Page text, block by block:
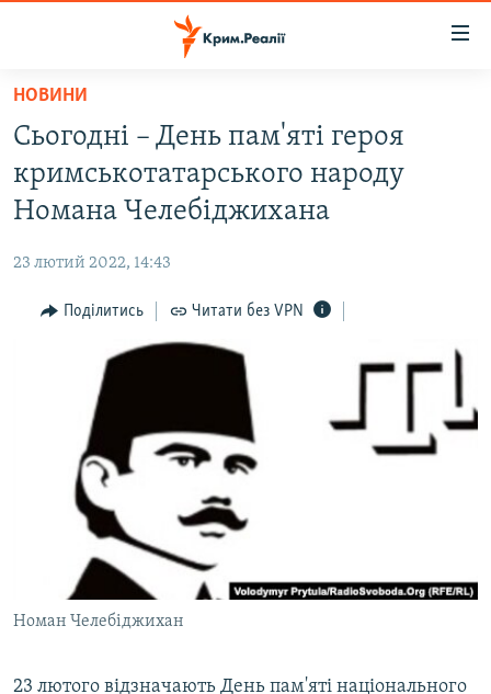
Перейти
основного
матеріалу
Перейти
до
основної
Перейти
ВОДА.КРИМ
ВІДЕО ТА ФОТО
БЛОГИ
ПОГЛЯД
ВСЕ ЗА ДЕНЬ
СПЕЦПРОЕКТИ
ДЕПОРТАЦІЯ
ВІДЕОУРОКИ «ELIFBE»
СВІДЧЕННЯ ОКУПАЦІЇ
УКРАЇНСЬКА ПРОБЛЕМА КРИМУ
ІНФОГРАФІКА
ЯК ОБІЙТИ БЛОКУВАННЯ
Русский
Qırımtatar
ДОЛУЧАЙСЯ!
НОВИНИ
Сьогодні – День пам'яті героя
кримськотатарського народу
Номана Челебіджихана
23 лютий 2022, 14:43
Поділитись Читати без VPN
Номан Челебіджихан
23 лютого відзначають День пам'яті національного